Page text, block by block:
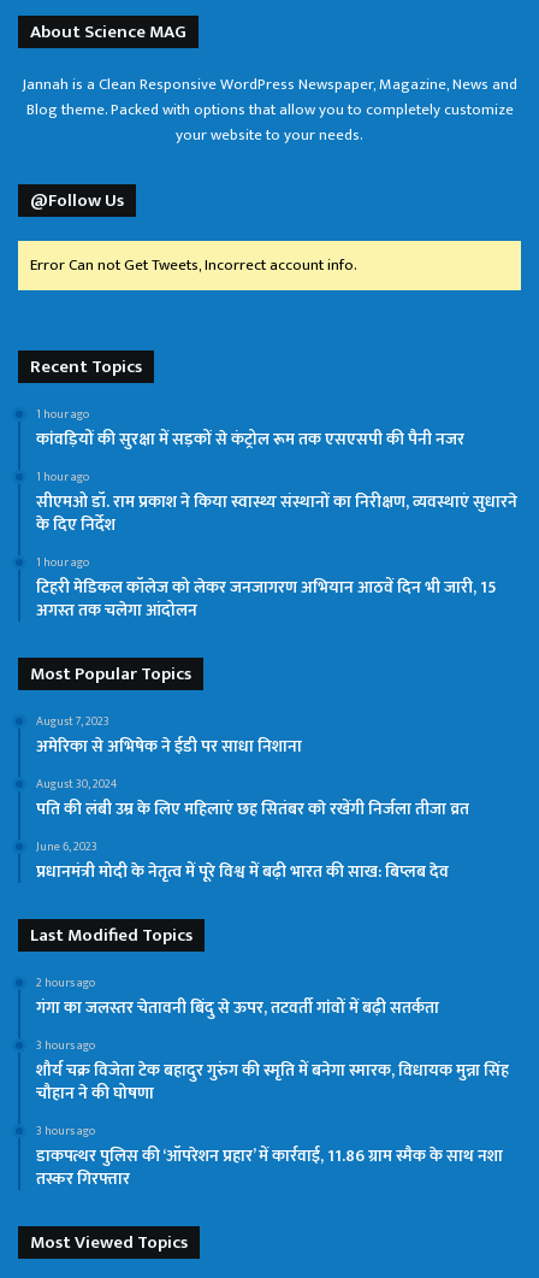
About Science MAG
Jannah is a Clean Responsive WordPress Newspaper, Magazine, News and
Blog theme. Packed with options that allow you to completely customize
your website to your needs.
@Follow Us
Error Can not Get Tweets, Incorrect account info.
Recent Topics
1 hour ago
कांवड़ियों की सुरक्षा में सड़कों से कंट्रोल रूम तक एसएसपी की पैनी नजर
1 hour ago
सीएमओ डॉ. राम प्रकाश ने किया स्वास्थ्य संस्थानों का निरीक्षण, व्यवस्थाएं सुधारने
के दिए निर्देश
1 hour ago
टिहरी मेडिकल कॉलेज को लेकर जनजागरण अभियान आठवें दिन भी जारी, 15
अगस्त तक चलेगा आंदोलन
Most Popular Topics
August 7, 2023
अमेरिका से अभिषेक ने ईडी पर साधा निशाना
August 30, 2024
पति की लंबी उम्र के लिए महिलाएं छह सितंबर काे रखेंगी निर्जला तीजा व्रत
June 6, 2023
प्रधानमंत्री मोदी के नेतृत्व में पूरे विश्व में बढ़ी भारत की साख: बिप्लब देव
Last Modified Topics
2 hours ago
गंगा का जलस्तर चेतावनी बिंदु से ऊपर, तटवर्ती गांवों में बढ़ी सतर्कता
3 hours ago
शौर्य चक्र विजेता टेक बहादुर गुरुंग की स्मृति में बनेगा स्मारक, विधायक मुन्ना सिंह
चौहान ने की घोषणा
3 hours ago
डाकपत्थर पुलिस की ‘ऑपरेशन प्रहार’ में कार्रवाई, 11.86 ग्राम स्मैक के साथ नशा
तस्कर गिरफ्तार
Most Viewed Topics